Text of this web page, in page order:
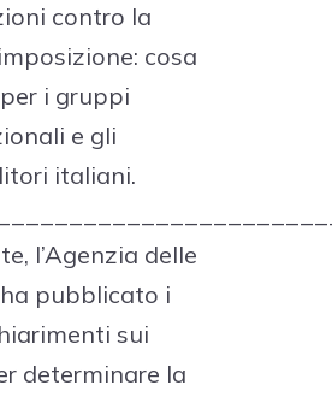
contro la
cosa
i gruppi
e gli
italiani.
l’Agenzia delle
pubblicato i
sui
determinare la